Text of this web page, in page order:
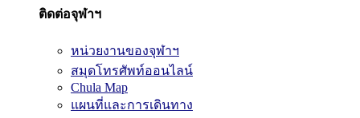
ติดต่อจุฬาฯ
หน่วยงานของจุฬาฯ
สมุดโทรศัพท์ออนไลน์
Chula Map
แผนที่และการเดินทาง